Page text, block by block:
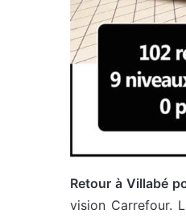
Retour à Villabé
vision Carrefour.